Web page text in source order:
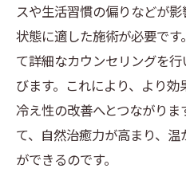
スや生活習慣の偏りなどが
状態に適した施術が必要で
て詳細なカウンセリングを
びます。これにより、より効
冷え性の改善へとつながり
て、自然治癒力が高まり、
ができるのです。